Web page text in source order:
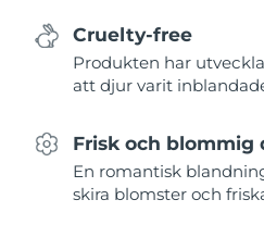
Cruelty-free
Produkten har
att djur varit
Frisk och blommig
En romantisk
skira blomster och
Slovakien
Slovenien
Sydafrika
Sydkorea